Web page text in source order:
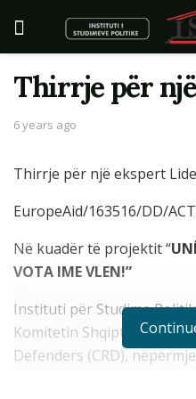
Thirrje për
6 years ago
Thirrje për një ekspert
EuropeAid/163516/DD/
Në kuadër të projektit “
VOTA IME VLEN!”
Instituti për Studime
Komitetin Shqiptar të
Defenders (CRD),